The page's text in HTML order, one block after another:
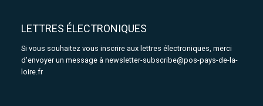
LETTRES ÉLECTRONIQUES
Si vous souhaitez vous inscrire aux lettres électroniques, merci
d'envoyer un message à newsletter-subscribe@pos-pays-de-la-
loire.fr